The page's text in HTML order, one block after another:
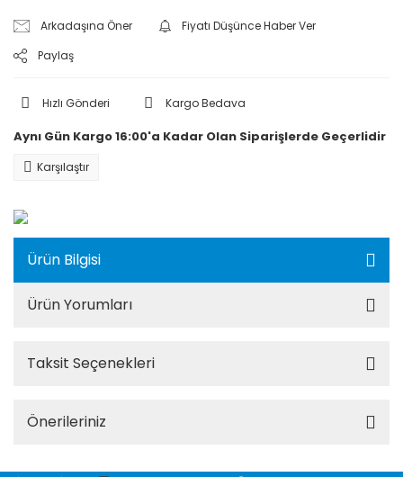
Arkadaşına Öner
Fiyatı Düşünce Haber Ver
Paylaş
Hızlı Gönderi Kargo Bedava
Aynı Gün Kargo 16:00'a Kadar Olan Siparişlerde Geçerlidir
Karşılaştır
Ürün Bilgisi
Ürün Yorumları
Taksit Seçenekleri
Önerileriniz